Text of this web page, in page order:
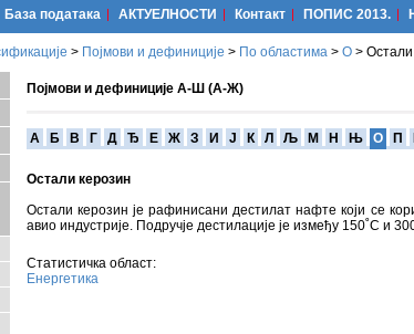
Базa података АКТУЕЛНОСТИ Контакт ПОПИС 2013.
> Појмови и дефиниције > По областима > О > Остали
Појмови и дефиниције А-Ш (А-Ж)
A Б В Г Д Ђ Е Ж З И Ј К Л Љ М Н Њ О П
Остали керозин
Остали керозин je рафинисани дестилат нафте који се
авио индустрије. Подручје дестилације је између 150˚C и
Статистичка област:
Енергетика